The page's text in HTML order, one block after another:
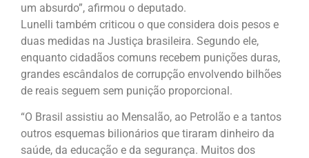
um absurdo”, afirmou o deputado.
Lunelli também criticou o que considera dois pesos e
duas medidas na Justiça brasileira. Segundo ele,
enquanto cidadãos comuns recebem punições duras,
grandes escândalos de corrupção envolvendo bilhões
de reais seguem sem punição proporcional.
“O Brasil assistiu ao Mensalão, ao Petrolão e a tantos
outros esquemas bilionários que tiraram dinheiro da
saúde, da educação e da segurança. Muitos dos